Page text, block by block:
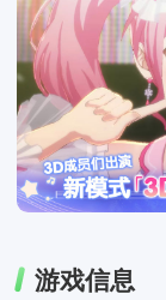
游戏信息